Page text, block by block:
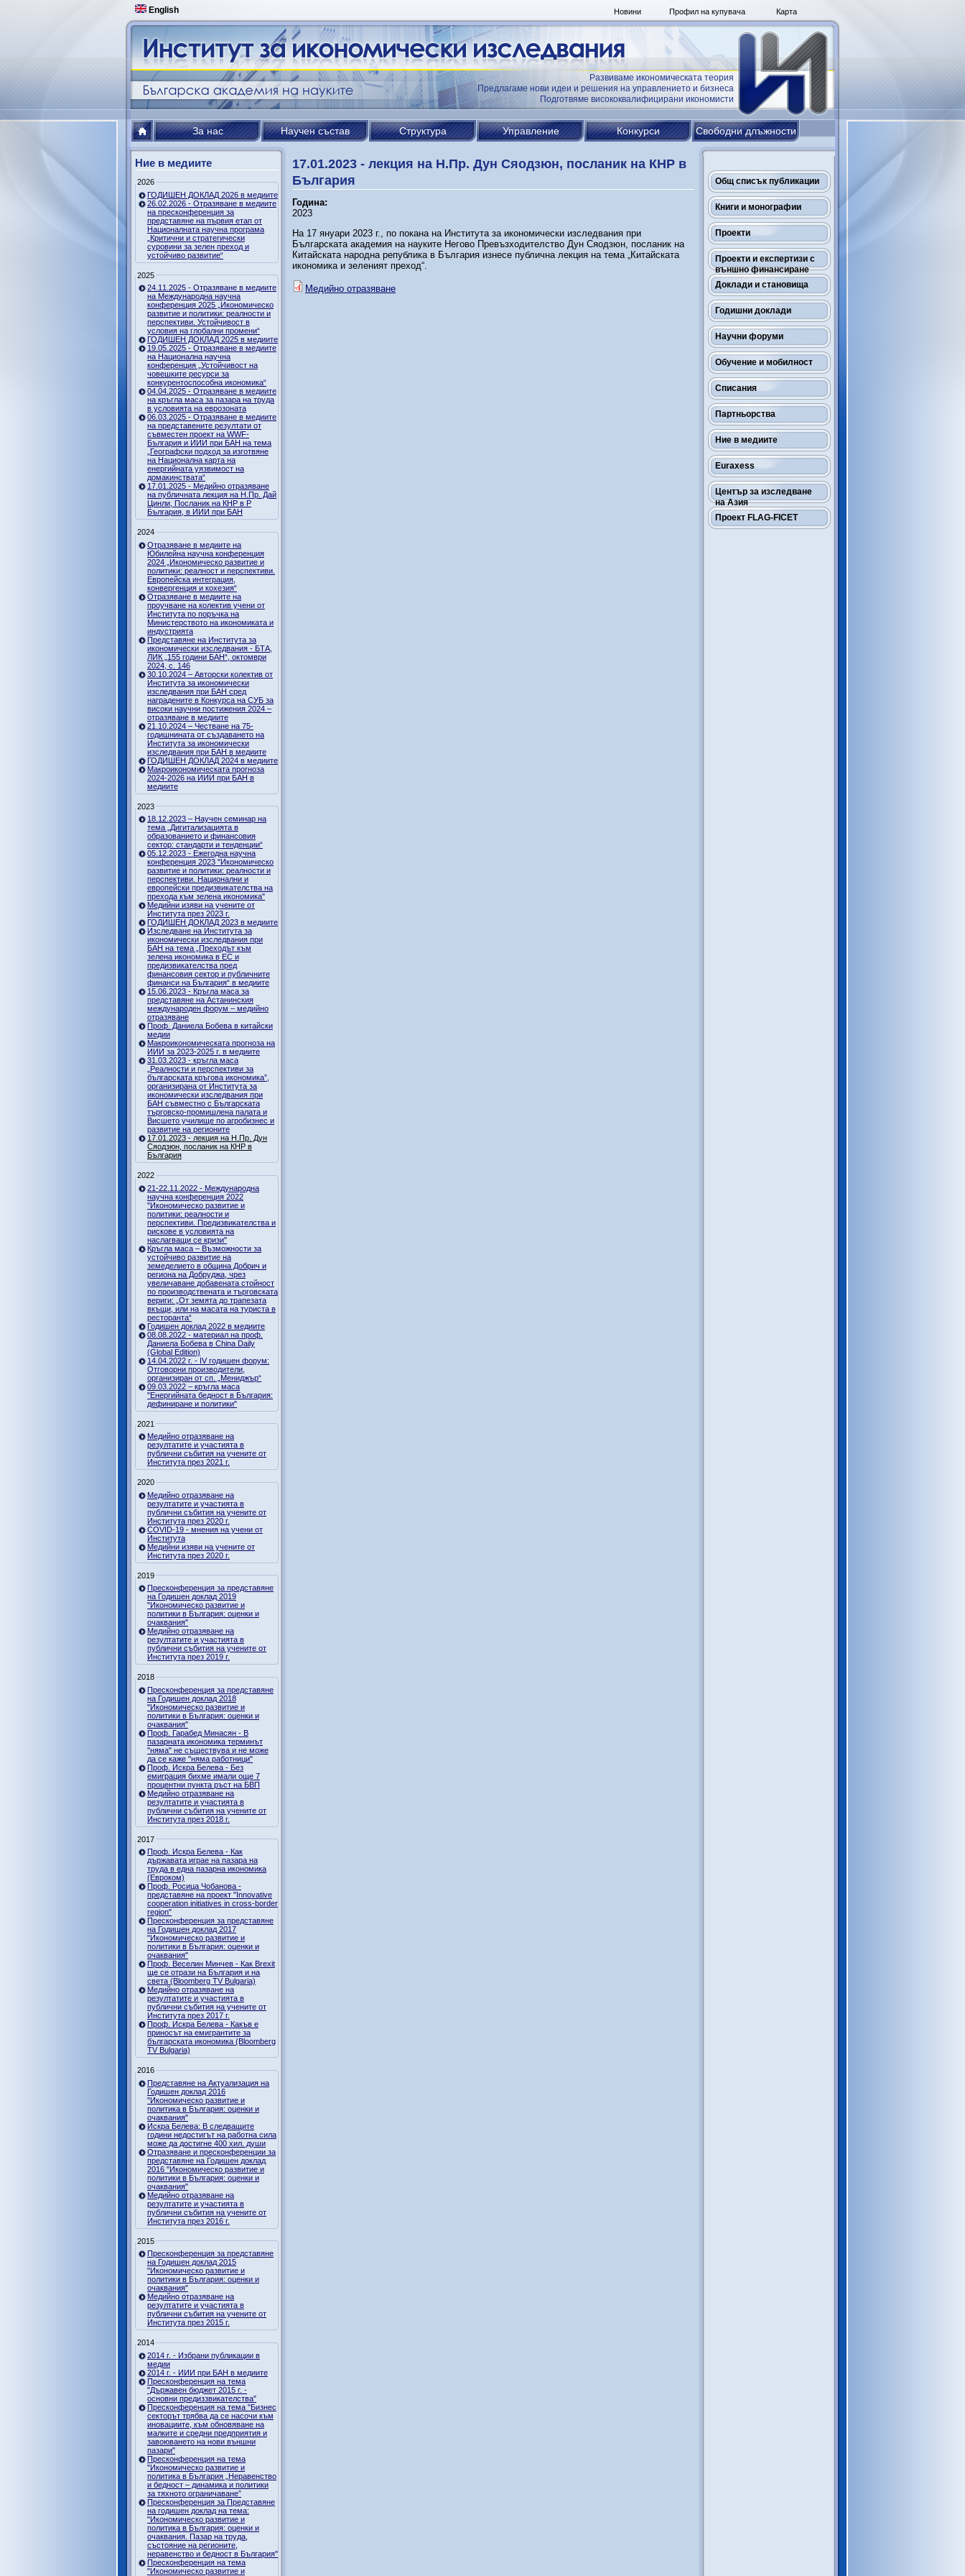
English Карта
Профил на купувача
Новини
Развиваме икономическата теория
Предлагаме нови идеи и решения на управлението и бизнеса
Подготвяме висококвалифицирани икономисти
За нас Научен състав Структура Управление Конкурси Свободни длъжности
Общ списък публикации
Книги и монографии
Проекти
Проекти и експертизи с
външно финансиране
Доклади и становища
Годишни доклади
Научни форуми
Обучение и мобилност
Списания
Партньорства
Ние в медиите
Euraxess
Център за изследване
на Азия
Проект FLAG-FICET
Ние в медиите
2026
ГОДИШЕН ДОКЛАД 2026 в медиите
26.02.2026 - Отразяване в медиите
на пресконференция за
представяне на първия етап от
Националната научна програма
„Критични и стратегически
суровини за зелен преход и
устойчиво развитие“
2025
24.11.2025 - Отразяване в медиите
на Международна научна
конференция 2025 „Икономическо
развитие и политики: реалности и
перспективи. Устойчивост в
условия на глобални промени“
ГОДИШЕН ДОКЛАД 2025 в медиите
19.05.2025 - Отразяване в медиите
на Национална научна
конференция „Устойчивост на
човешките ресурси за
конкурентоспособна икономика“
04.04.2025 - Отразяване в медиите
на кръгла маса за пазара на труда
в условията на еврозоната
06.03.2025 - Отразяване в медиите
на представените резултати от
съвместен проект на WWF-
България и ИИИ при БАН на тема
„Географски подход за изготвяне
на Национална карта на
енергийната уязвимост на
домакинствата“
17.01.2025 - Медийно отразяване
на публичната лекция на Н.Пр. Дай
Цинли, Посланик на КНР в Р
България, в ИИИ при БАН
2024
Отразяване в медиите на
Юбилейна научна конференция
2024 „Икономическо развитие и
политики: реалност и перспективи.
Европейска интеграция,
конвергенция и кохезия“
Отразяване в медиите на
проучване на колектив учени от
Института по поръчка на
Министерството на икономиката и
индустрията
Представяне на Института за
икономически изследвания - БТА,
ЛИК „155 години БАН“, октомври
2024, с. 146
30.10.2024 – Авторски колектив от
Института за икономически
изследвания при БАН сред
наградените в Конкурса на СУБ за
високи научни постижения 2024 –
отразяване в медиите
21.10.2024 – Честване на 75-
годишнината от създаването на
Института за икономически
изследвания при БАН в медиите
ГОДИШЕН ДОКЛАД 2024 в медиите
Макроикономическата прогноза
2024-2026 на ИИИ при БАН в
медиите
2023
18.12.2023 – Научен семинар на
тема „Дигитализацията в
образованието и финансовия
сектор: стандарти и тенденции“
05.12.2023 - Ежегодна научна
конференция 2023 "Икономическо
развитие и политики: реалности и
перспективи. Национални и
европейски предизвикателства на
прехода към зелена икономика"
Медийни изяви на учените от
Института през 2023 г.
ГОДИШЕН ДОКЛАД 2023 в медиите
Изследване на Института за
икономически изследвания при
БАН на тема „Преходът към
зелена икономика в ЕС и
предизвикателства пред
финансовия сектор и публичните
финанси на България“ в медиите
15.06.2023 - Кръгла маса за
представяне на Астанинския
международен форум – медийно
отразяване
Проф. Даниела Бобева в китайски
медии
Макроикономическата прогноза на
ИИИ за 2023-2025 г. в медиите
31.03.2023 - кръгла маса
„Реалности и перспективи за
българската кръгова икономика”,
организирана от Института за
икономически изследвания при
БАН съвместно с Българската
търговско-промишлена палата и
Висшето училище по агробизнес и
развитие на регионите
17.01.2023 - лекция на Н.Пр. Дун
Сяодзюн, посланик на КНР в
България
2022
21-22.11.2022 - Международна
научна конференция 2022
"Икономическо развитие и
политики: реалности и
перспективи. Предизвикателства и
рискове в условията на
наслагващи се кризи"
Кръгла маса – Възможности за
устойчиво развитие на
земеделието в община Добрич и
региона на Добруджа, чрез
увеличаване добавената стойност
по производствената и търговската
вериги: „От земята до трапезата
вкъщи, или на масата на туриста в
ресторанта“
Годишен доклад 2022 в медиите
08.08.2022 - материал на проф.
Даниела Бобева в China Daily
(Global Edition)
14.04.2022 г. - IV годишен форум:
Отговорни производители,
организиран от сп. „Мениджър“
09.03.2022 – кръгла маса
"Енергийната бедност в България:
дефиниране и политики"
2021
Медийно отразяване на
резултатите и участията в
публични събития на учените от
Института през 2021 г.
2020
Медийно отразяване на
резултатите и участията в
публични събития на учените от
Института през 2020 г.
COVID-19 - мнения на учени от
Института
Медийни изяви на учените от
Института през 2020 г.
2019
Пресконференция за представяне
на Годишен доклад 2019
"Икономическо развитие и
политики в България: оценки и
очаквания"
Медийно отразяване на
резултатите и участията в
публични събития на учените от
Института през 2019 г.
2018
Пресконференция за представяне
на Годишен доклад 2018
"Икономическо развитие и
политики в България: оценки и
очаквания"
Проф. Гарабед Минасян - В
пазарната икономика терминът
"няма" не съществува и не може
да се каже "няма работници"
Проф. Искра Белева - Без
емиграция бихме имали още 7
процентни пункта ръст на БВП
Медийно отразяване на
резултатите и участията в
публични събития на учените от
Института през 2018 г.
2017
Проф. Искра Белева - Как
държавата играе на пазара на
труда в една пазарна икономика
(Евроком)
Проф. Росица Чобанова -
представяне на проект "Innovative
cooperation initiatives in cross-border
region"
Пресконференция за представяне
на Годишен доклад 2017
"Икономическо развитие и
политики в България: оценки и
очаквания"
Проф. Веселин Минчев - Как Brexit
ще се отрази на България и на
света (Bloomberg TV Bulgaria)
Медийно отразяване на
резултатите и участията в
публични събития на учените от
Института през 2017 г.
Проф. Искра Белева - Какъв е
приносът на емигрантите за
българската икономика (Bloomberg
TV Bulgaria)
2016
Представяне на Актуализация на
Годишен доклад 2016
"Икономическо развитие и
политика в България: оценки и
очаквания"
Искра Белева: В следващите
години недостигът на работна сила
може да достигне 400 хил. души
Отразяване и пресконференции за
представяне на Годишен доклад
2016 "Икономическо развитие и
политики в България: оценки и
очаквания"
Медийно отразяване на
резултатите и участията в
публични събития на учените от
Института през 2016 г.
2015
Пресконференция за представяне
на Годишен доклад 2015
"Икономическо развитие и
политики в България: оценки и
очаквания"
Медийно отразяване на
резултатите и участията в
публични събития на учените от
Института през 2015 г.
2014
2014 г. - Избрани публикации в
медии
2014 г. - ИИИ при БАН в медиите
Пресконференция на тема
"Държавен бюджет 2015 г. -
основни предиззвикателства"
Пресконференция на тема "Бизнес
секторът трябва да се насочи към
иновациите, към обновяване на
малките и средни предприятия и
завоюването на нови външни
пазари"
Пресконференция на тема
"Икономическо развитие и
политика в България „Неравенство
и бедност – динамика и политики
за тяхното ограничаване”
Пресконференция за Представяне
на годишен доклад на тема:
"Икономическо развитие и
политика в България: оценки и
очаквания. Пазар на труда,
състояние на регионите,
неравенство и бедност в България"
Пресконференция на тема
"Икономическо развитие и
17.01.2023 - лекция на Н.Пр. Дун Сяодзюн, посланик на КНР в
България
Година:
2023
На 17 януари 2023 г., по покана на Института за икономически изследвания при
Българската академия на науките Негово Превъзходителство Дун Сяодзюн, посланик на
Китайската народна република в България изнесе публична лекция на тема „Китайската
икономика и зеленият преход“.
Медийно отразяване